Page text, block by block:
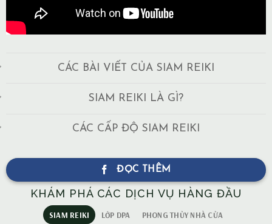
CÁC BÀI VIẾT CỦA SIAM REIKI
SIAM REIKI LÀ GÌ?
CÁC CẤP ĐỘ SIAM REIKI
ĐỌC THÊM
KHÁM PHÁ CÁC DỊCH VỤ HÀNG ĐẦU
SIAM REIKI LỚP DPA PHONG THỦY NHÀ CỬA